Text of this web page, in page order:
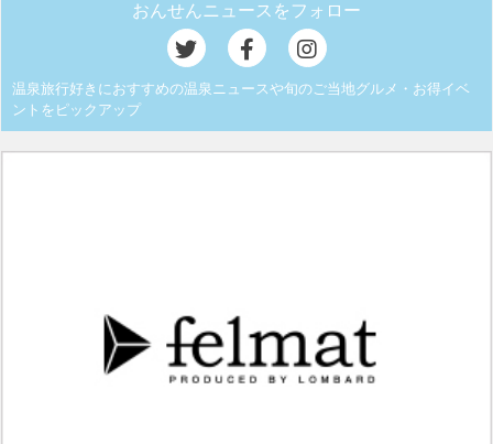
おんせんニュースをフォロー
温泉旅行好きにおすすめの温泉ニュースや旬のご当地グルメ・お得イベ
ントをピックアップ